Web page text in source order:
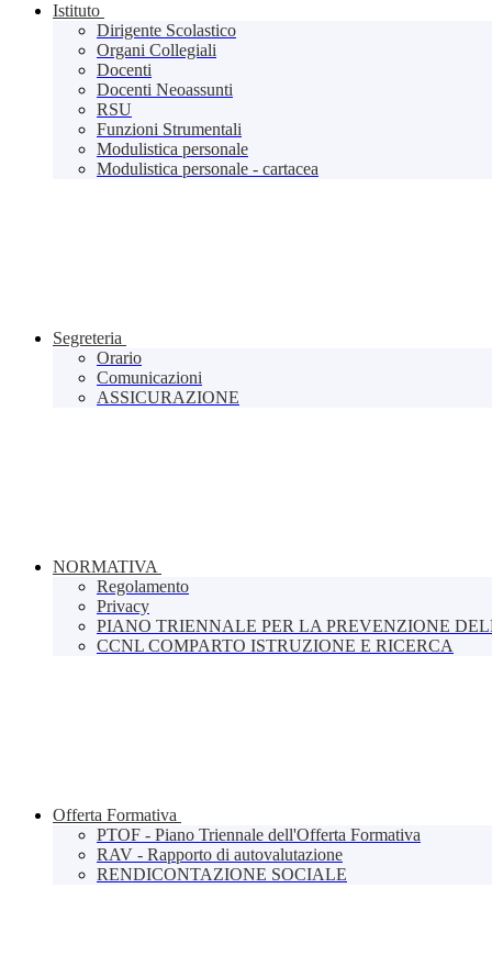
Istituto
Dirigente Scolastico
Organi Collegiali
Docenti
Docenti Neoassunti
RSU
Funzioni Strumentali
Modulistica personale
Modulistica personale - cartacea
Segreteria
Orario
Comunicazioni
ASSICURAZIONE
NORMATIVA
Regolamento
Privacy
PIANO TRIENNALE PER LA PREVENZIONE
CCNL COMPARTO ISTRUZIONE E RICERCA
Offerta Formativa
PTOF - Piano Triennale dell'Offerta Formativa
RAV - Rapporto di autovalutazione
RENDICONTAZIONE SOCIALE